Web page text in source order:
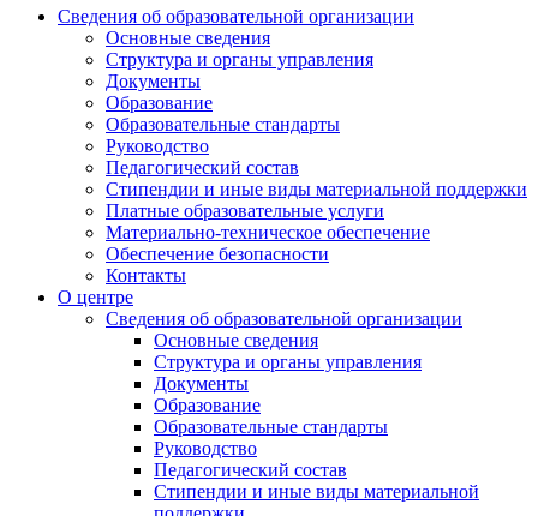
Сведения об образовательной организации
Основные сведения
Структура и органы управления
Документы
Образование
Образовательные стандарты
Руководство
Педагогический состав
Стипендии и иные виды материальной поддержки
Платные образовательные услуги
Материально-техническое обеспечение
Обеспечение безопасности
Контакты
О центре
Сведения об образовательной организации
Основные сведения
Структура и органы управления
Документы
Образование
Образовательные стандарты
Руководство
Педагогический состав
Стипендии и иные виды материальной